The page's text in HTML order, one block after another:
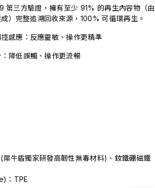
第三方驗證，擁有至少 91% 的再生內容物（由
）完整追溯回收來源，100% 可循環再生。
感應：反應靈敏、操作更精準
降低誤觸、操作更流暢
犀牛盾獨家研發高韌性無毒材料)、釹鐵硼磁鐵
：TPE